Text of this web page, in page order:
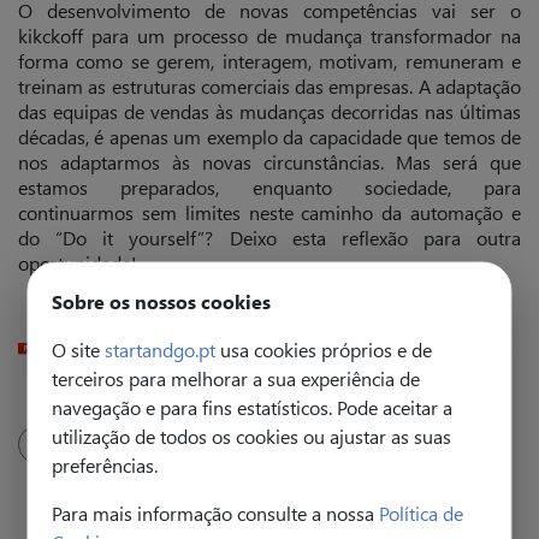
Sobre os nossos cookies
O site startandgo.pt usa cookies próprios e de
terceiros para melhorar a sua experiência de
navegação e para fins estatísticos. Pode aceitar a
utilização de todos os cookies ou ajustar as suas
preferências.
Para mais informação consulte a nossa Política de
O desenvolvimento de novas competências vai ser o
kikckoff para um processo de mudança transformador na
forma como se gerem, interagem, motivam, remuneram e
treinam as estruturas comerciais das empresas. A adaptação
das equipas de vendas às mudanças decorridas nas últimas
décadas, é apenas um exemplo da capacidade que temos de
nos adaptarmos às novas circunstâncias. Mas será que
estamos preparados, enquanto sociedade, para
continuarmos sem limites neste caminho da automação e
do “Do it yourself”? Deixo esta reflexão para outra
oportunidade!
Artigo em formato PDF
Vendas